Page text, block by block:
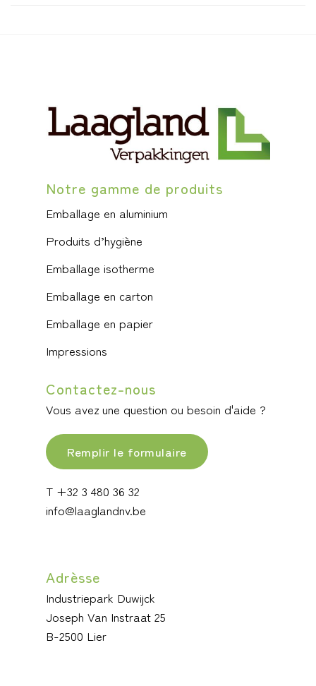
Notre gamme de produits
Emballage en aluminium
Produits d’hygiène
Emballage isotherme
Emballage en carton
Emballage en papier
Impressions
Contactez-nous
Vous avez une question ou besoin d'aide ?
Remplir le formulaire
T +32 3 480 36 32
info@laaglandnv.be
Adrèsse
Industriepark Duwijck
Joseph Van Instraat 25
B-2500 Lier